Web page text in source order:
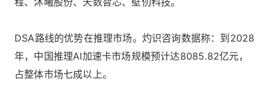
DSA路线的优势在推理市场。灼识咨询数据称：到2028
年，中国推理AI加速卡市场规模预计达8085.82亿元，
占整体市场七成以上。